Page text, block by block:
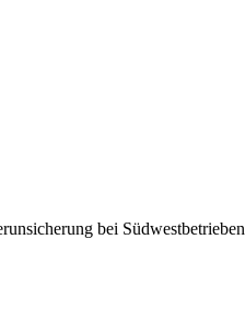
bei Südwestbetrieben